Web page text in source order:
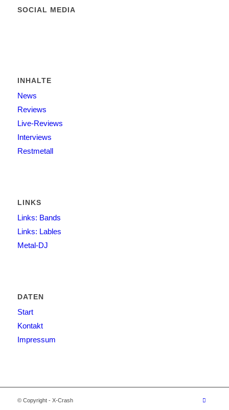
SOCIAL MEDIA
INHALTE
News
Reviews
Live-Reviews
Interviews
Restmetall
LINKS
Links: Bands
Links: Lables
Metal-DJ
DATEN
Start
Kontakt
Impressum
© Copyright - X-Crash